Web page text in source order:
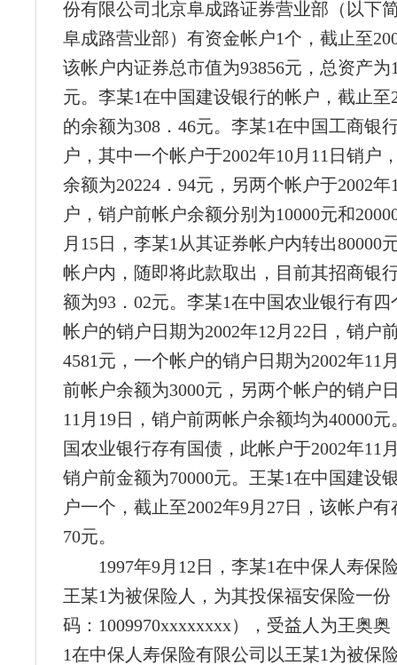
份有限公司北京阜成路证券营业部（以下
阜成路营业部）有资金帐户1个，截止至
该帐户内证券总市值为93856元，总资产为
元。李某1在中国建设银行的帐户，截止至
的余额为308．46元。李某1在中国工商银
户，其中一个帐户于2002年10月11日销户
余额为20224．94元，另两个帐户于2002年
户，销户前帐户余额分别为10000元和
月15日，李某1从其证券帐户内转出80000
帐户内，随即将此款取出，目前其招商银
额为93．02元。李某1在中国农业银行有
帐户的销户日期为2002年12月22日，销户
4581元，一个帐户的销户日期为2002年11
前帐户余额为3000元，另两个帐户的销户
11月19日，销户前两帐户余额均为40000
国农业银行存有国债，此帐户于2002年11
销户前金额为70000元。王某1在中国建设
户一个，截止至2002年9月27日，该帐户有
70元。
1997年9月12日，李某1在中保人寿保
王某1为被保险人，为其投保福安保险一份
码：1009970xxxxxxxx），受益人为王奥
1在中保人寿保险有限公司以王某1为被保